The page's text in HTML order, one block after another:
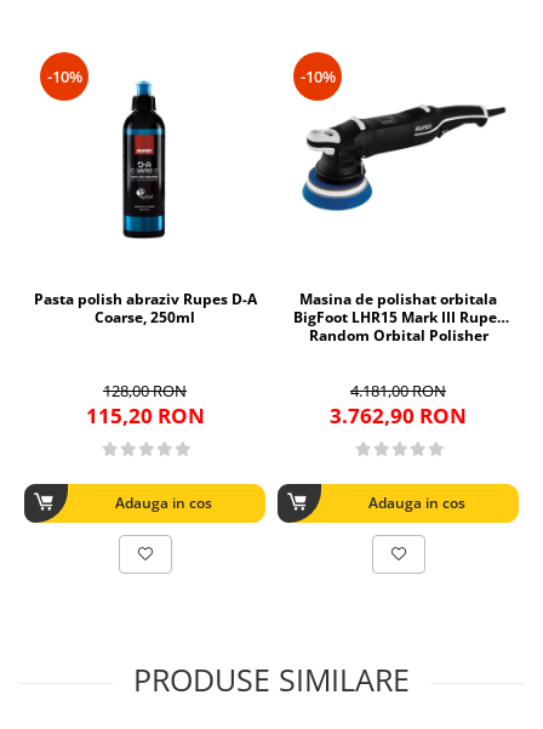
-10%
Pasta polish abraziv Rupes D-A
Coarse, 250ml
128,00 RON
115,20 RON
Adauga in cos
-10%
Masina de polishat orbitala
BigFoot LHR15 Mark III Rupes
Random Orbital Polisher
4.181,00 RON
3.762,90 RON
Adauga in cos
PRODUSE SIMILARE